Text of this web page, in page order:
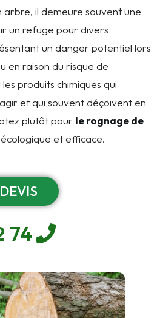
il demeure souvent une
un refuge pour divers
un danger potentiel lors
en raison du risque de
produits chimiques qui
et qui souvent déçoivent en
plutôt pour le rognage de
et efficace.
74